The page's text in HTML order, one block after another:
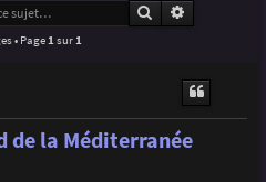
Rechercher
• Page 1 sur 1
de la Méditerranée